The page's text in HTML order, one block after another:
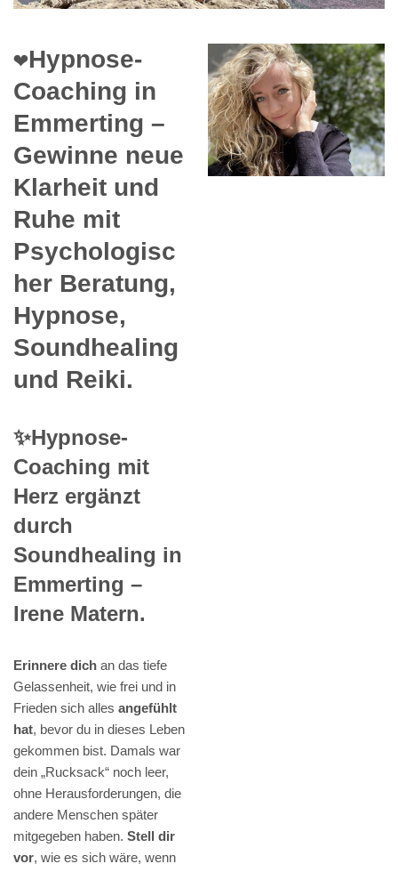
❤️Hypnose-
Coaching in
Emmerting –
Gewinne neue
Klarheit und
Ruhe mit
Psychologisc
her Beratung,
Hypnose,
Soundhealing
und Reiki.
✨Hypnose-
Coaching mit
Herz ergänzt
durch
Soundhealing in
Emmerting –
Irene Matern.
Erinnere dich an das tiefe
Gelassenheit, wie frei und in
Frieden sich alles angefühlt
hat, bevor du in dieses Leben
gekommen bist. Damals war
dein „Rucksack“ noch leer,
ohne Herausforderungen, die
andere Menschen später
mitgegeben haben. Stell dir
vor, wie es sich wäre, wenn